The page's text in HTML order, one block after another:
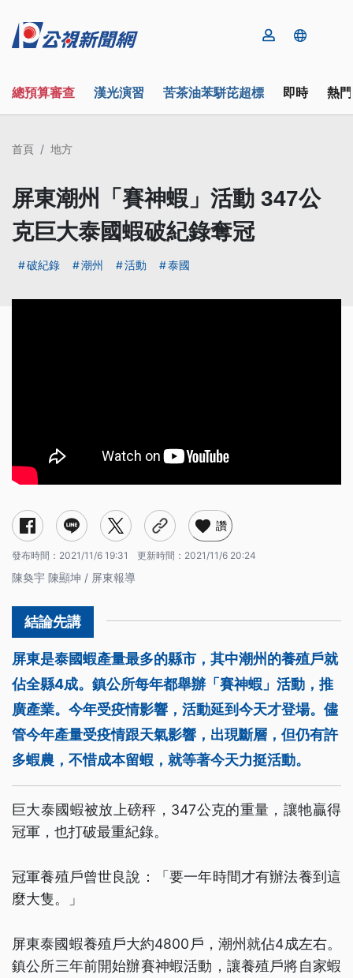
總預算審查 漢光演習 苦茶油苯駢芘超標 即時 熱
首頁 地方
屏東潮州「賽神蝦」活動 347公
克巨大泰國蝦破紀錄奪冠
破紀錄 潮州 活動 泰國
讚
發布時間： 2021/11/6 19:31 更新時間： 2021/11/6 20:24
陳奐宇 陳顯坤 / 屏東報導
屏東是泰國蝦產量最多的縣市，其中潮州的養殖戶就
佔全縣4成。鎮公所每年都舉辦「賽神蝦」活動，推
廣產業。今年受疫情影響，活動延到今天才登場。儘
管今年產量受疫情跟天氣影響，出現斷層，但仍有許
多蝦農，不惜成本留蝦，就等著今天力挺活動。
巨大泰國蝦被放上磅秤，347公克的重量，讓牠贏得
冠軍，也打破最重紀錄。
冠軍養殖戶曾世良說：「要一年時間才有辦法養到這
麼大隻。」
屏東泰國蝦養殖戶大約4800戶，潮州就佔4成左右。
鎮公所三年前開始辦賽神蝦活動，讓養殖戶將自家蝦